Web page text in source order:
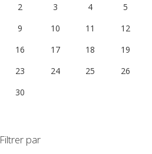
2 3 4
5
9 10 11
12
16 17 18
19
23 24 25
26
30
Filtrer par